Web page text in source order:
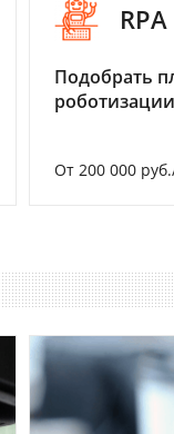
RPA
Подобрать
От 200 000